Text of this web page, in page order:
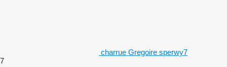
charrue Gregoire sperwy7
7